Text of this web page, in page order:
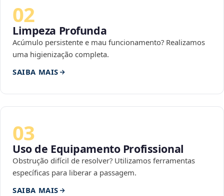
02
Limpeza Profunda
Acúmulo persistente e mau funcionamento? Realizamos
uma higienização completa.
SAIBA MAIS
03
Uso de Equipamento Profissional
Obstrução difícil de resolver? Utilizamos ferramentas
específicas para liberar a passagem.
SAIBA MAIS